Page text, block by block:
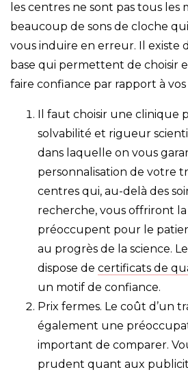
les centres ne sont pas tous les
beaucoup de sons de cloche
vous induire en erreur. Il existe
base qui permettent de choisir
faire confiance par rapport à vos
Il faut choisir une clinique
solvabilité et rigueur
dans laquelle on vous
personnalisation de votre
centres qui, au-delà des
recherche, vous offriront la
préoccupent pour le
au progrès de la science.
dispose de certificats de
un motif de confiance.
Prix fermes. Le coût d’un
également une
important de comparer.
prudent quant aux